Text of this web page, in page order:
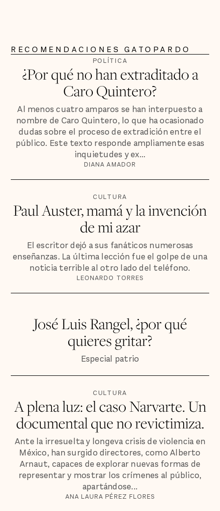
RECOMENDACIONES GATOPARDO
POLÍTICA
¿Por qué no han extraditado a
Caro Quintero?
Al menos cuatro amparos se han interpuesto a
nombre de Caro Quintero, lo que ha ocasionado
dudas sobre el proceso de extradición entre el
público. Este texto responde ampliamente esas
inquietudes y ex...
DIANA AMADOR
CULTURA
Paul Auster, mamá y la invención
de mi azar
El escritor dejó a sus fanáticos numerosas
enseñanzas. La última lección fue el golpe de una
noticia terrible al otro lado del teléfono.
LEONARDO TORRES
José Luis Rangel, ¿por qué
quieres gritar?
Especial patrio
CULTURA
A plena luz: el caso Narvarte. Un
documental que no revictimiza.
Ante la irresuelta y longeva crisis de violencia en
México, han surgido directores, como Alberto
Arnaut, capaces de explorar nuevas formas de
representar y mostrar los crímenes al público,
apartándose...
ANA LAURA PÉREZ FLORES